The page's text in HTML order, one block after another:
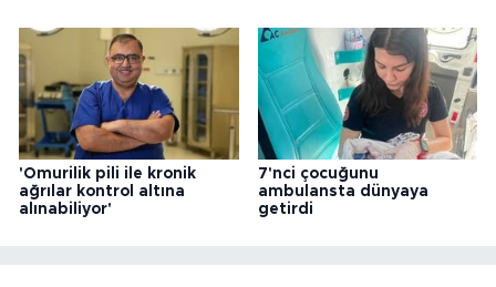
'Omurilik pili ile kronik
ağrılar kontrol altına
alınabiliyor'
7'nci çocuğunu
ambulansta dünyaya
getirdi